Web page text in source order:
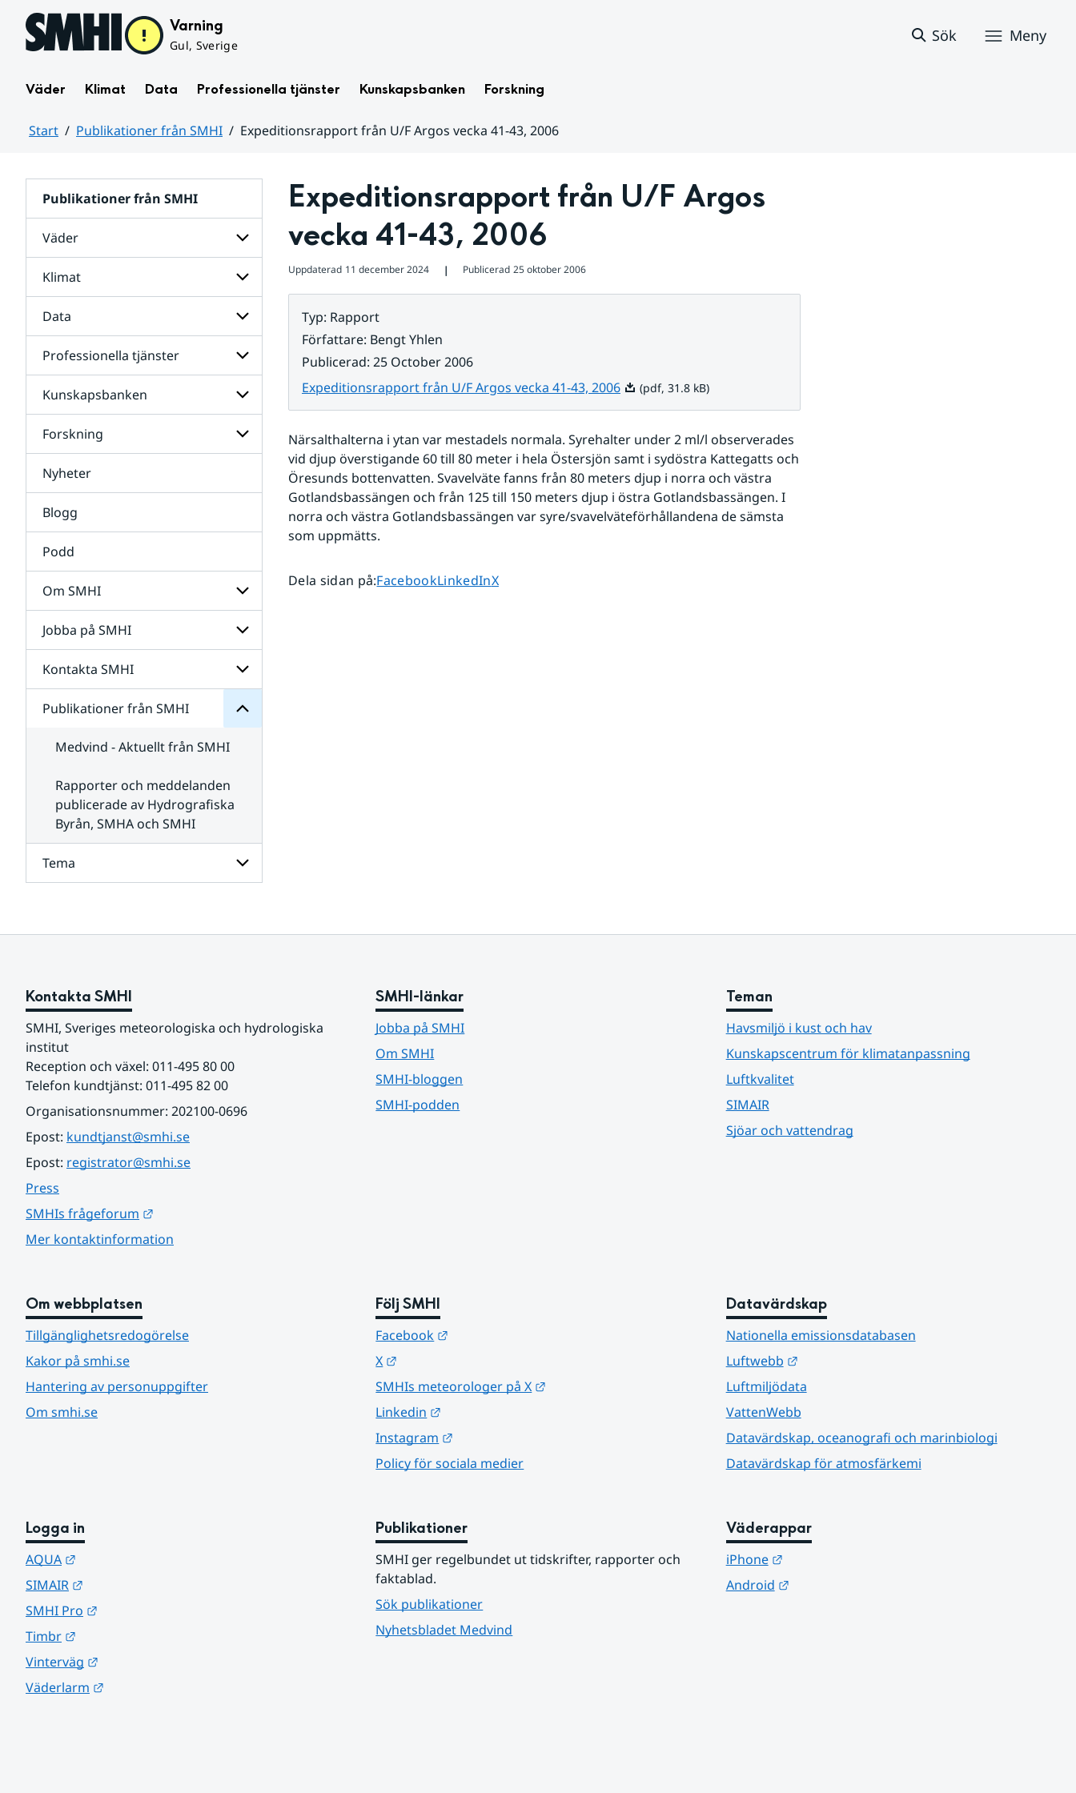
Hoppa till sidans innehåll Varning
Gul, Sverige
Sök Meny
Väder Klimat Data Professionella tjänster Kunskapsbanken Forskning
Start Publikationer från SMHI
Expeditionsrapport från U/F Argos vecka 41-43, 2006
Publikationer från SMHI
Väder
Undersidor
för
Väder
Klimat
Undersidor
för
Klimat
Data
Undersidor
för
Data
Professionella tjänster
Undersidor
för
Professionella
tjänster
Kunskapsbanken
Undersidor
för
Kunskapsbanken
Forskning
Undersidor
för
Forskning
Nyheter
Blogg
Podd
Om SMHI
Undersidor
för
Om
SMHI
Jobba på SMHI
Undersidor
för
Jobba
på
Kontakta SMHI
Undersidor
Kontakta
SMHI
Publikationer från SMHI
Undersidor
för
Publikationer
från
SMHI
Medvind - Aktuellt från SMHI
Rapporter och meddelanden
publicerade av Hydrografiska
Byrån, SMHA och SMHI
Tema
Tema
Expeditionsrapport från U/F Argos
vecka 41-43, 2006
Uppdaterad 11 december 2024 ❘ Publicerad 25 oktober 2006
Typ: Rapport
Författare: Bengt Yhlen
Publicerad: 25 October 2006
Expeditionsrapport från U/F Argos vecka 41-43, 2006Pdf, 31.8 kB.
(pdf, 31.8 kB)
Närsalthalterna i ytan var mestadels normala. Syrehalter under 2 ml/l observerades
vid djup överstigande 60 till 80 meter i hela Östersjön samt i sydöstra Kattegatts och
Öresunds bottenvatten. Svavelväte fanns från 80 meters djup i norra och västra
Gotlandsbassängen och från 125 till 150 meters djup i östra Gotlandsbassängen. I
norra och västra Gotlandsbassängen var syre/svavelväteförhållandena de sämsta
som uppmätts.
Dela sidan på:Dela sidan på
FacebookDela sidan på
LinkedInDela sidan på
X
Kontakta SMHI
SMHI, Sveriges meteorologiska och hydrologiska
institut
Reception och växel: 011-495 80 00
Telefon kundtjänst: 011-495 82 00
Organisationsnummer: 202100-0696
Epost: kundtjanst@smhi.se
Epost: registrator@smhi.se
Press
SMHIs frågeforum
Mer kontaktinformation
SMHI-länkar
Jobba på SMHI
Om SMHI
SMHI-bloggen
SMHI-podden
Teman
Havsmiljö i kust och hav
Kunskapscentrum för klimatanpassning
Luftkvalitet
SIMAIR
Sjöar och vattendrag
Om webbplatsen
Tillgänglighetsredogörelse
Kakor på smhi.se
Hantering av personuppgifter
Om smhi.se
Följ SMHI
Facebook
X
SMHIs meteorologer på X
Linkedin
Instagram
Policy för sociala medier
Datavärdskap
Nationella emissionsdatabasen
Luftwebb
Länk till annan webbplats.
Luftmiljödata
VattenWebb
Datavärdskap, oceanografi och marinbiologi
Datavärdskap för atmosfärkemi
Logga in
AQUA
SIMAIR
SMHI Pro
Timbr
Vinterväg
Väderlarm
Publikationer
SMHI ger regelbundet ut tidskrifter, rapporter och
faktablad.
Sök publikationer
Nyhetsbladet Medvind
Väderappar
iPhone
Länk till annan webbplats.
Android
Länk till annan webbplats.